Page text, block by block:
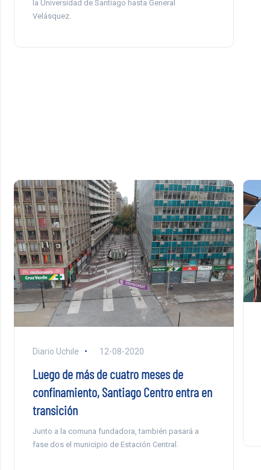
la Universidad de Santiago hasta General
Velásquez.
Diario Uchile 12-08-2020
Luego de más de cuatro meses de
confinamiento, Santiago Centro entra en
transición
Junto a la comuna fundadora, también pasará a
fase dos el municipio de Estación Central.